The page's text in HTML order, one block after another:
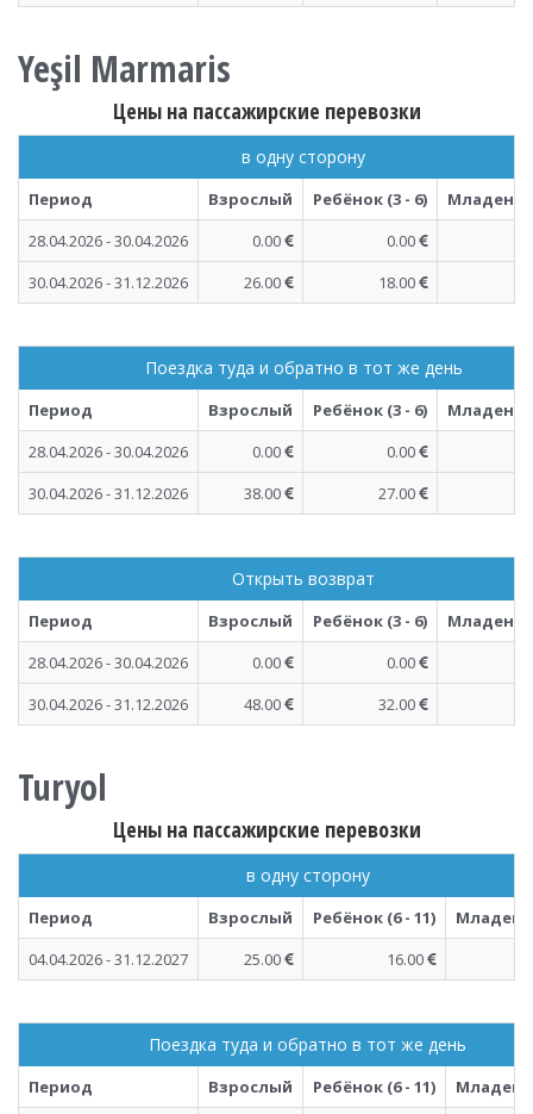
Yeşil Marmaris
Цены на пассажирские перевозки
в одну сторону
Период Взрослый Ребёнок (3 - 6)
Младенец
28.04.2026 - 30.04.2026
0.00
0.00
30.04.2026 - 31.12.2026
26.00 18.00
Поездка туда и обратно в тот же день
Период Взрослый Ребёнок (3 - 6)
Младенец
28.04.2026 - 30.04.2026
0.00
0.00
30.04.2026 - 31.12.2026
38.00 27.00
Открыть возврат
Период Взрослый Ребёнок (3 - 6)
Младенец
28.04.2026 - 30.04.2026
0.00
0.00
30.04.2026 - 31.12.2026
48.00 32.00
Turyol
Цены на пассажирские перевозки
в одну сторону
Период Взрослый Ребёнок (6 - 11)
04.04.2026 - 31.12.2027
25.00 16.00
Поездка туда и обратно в тот же день
Период Взрослый Ребёнок (6 - 11)